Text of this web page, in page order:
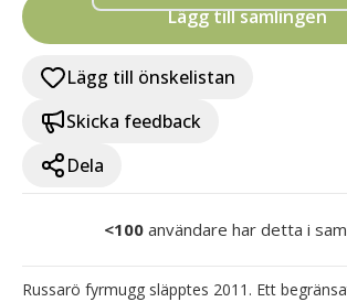
Lägg till samlingen
Lägg till önskelistan
Skicka feedback
Dela
<100 användare har detta i
Russarö fyrmugg släpptes 2011. Ett